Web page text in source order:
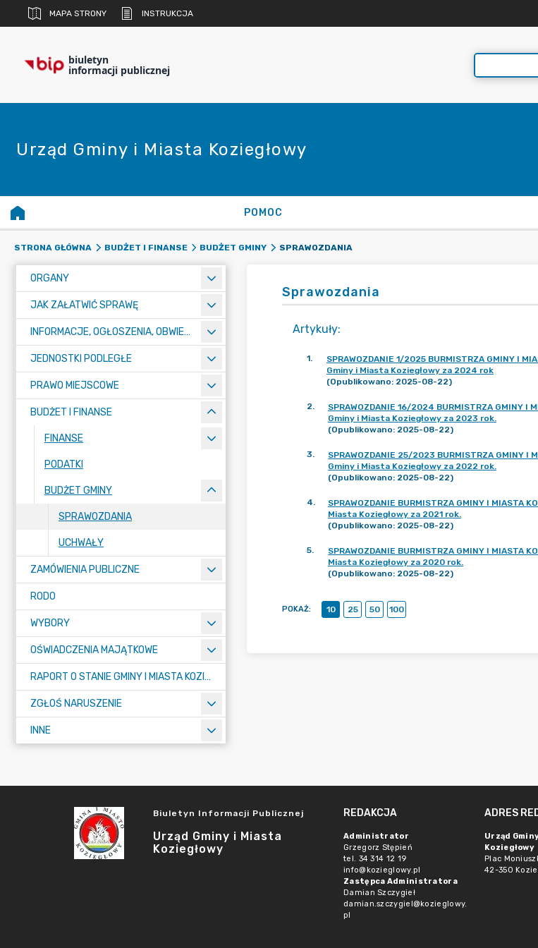
MAPA STRONY INSTRUKCJA
biuletyn
informacji publicznej
Urząd Gminy i Miasta Koziegłowy
POMOC
STRONA GŁÓWNA BUDŻET I FINANSE BUDŻET GMINY SPRAWOZDANIA
ORGANY
JAK ZAŁATWIĆ SPRAWĘ
INFORMACJE, OGŁOSZENIA, OBWIESZCZENIA
JEDNOSTKI PODLEGŁE
PRAWO MIEJSCOWE
BUDŻET I FINANSE
FINANSE
PODATKI
BUDŻET GMINY
SPRAWOZDANIA
UCHWAŁY
ZAMÓWIENIA PUBLICZNE
RODO
WYBORY
OŚWIADCZENIA MAJĄTKOWE
RAPORT O STANIE GMINY I MIASTA KOZIEGŁOWY
ZGŁOŚ NARUSZENIE
INNE
Sprawozdania
Artykuły:
1.
SPRAWOZDANIE 1/2025 BURMISTRZA GMINY I
Gminy i Miasta Koziegłowy za 2024 rok
(Opublikowano: 2025-08-22)
2.
SPRAWOZDANIE 16/2024 BURMISTRZA GMINY
Gminy i Miasta Koziegłowy za 2023 rok.
(Opublikowano: 2025-08-22)
3.
SPRAWOZDANIE 25/2023 BURMISTRZA GMINY
Gminy i Miasta Koziegłowy za 2022 rok.
(Opublikowano: 2025-08-22)
4.
SPRAWOZDANIE BURMISTRZA GMINY I
Miasta Koziegłowy za 2021 rok.
(Opublikowano: 2025-08-22)
5.
SPRAWOZDANIE BURMISTRZA GMINY I
Miasta Koziegłowy za 2020 rok.
(Opublikowano: 2025-08-22)
POKAŻ: 10 25 50 100
Biuletyn Informacji Publicznej
Urząd Gminy i Miasta
Koziegłowy
REDAKCJA
Administrator
Grzegorz Stępień
tel. 34 314 12 19
info@kozieglowy.pl
Zastępca Administratora
Damian Szczygieł
damian.szczygiel@kozieglowy.
pl
ADRES
Urząd
Koziegłowy
Plac
42-350